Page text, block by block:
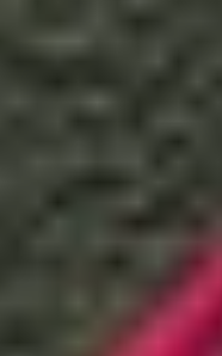
pin trên Galaxy Z
trên Galaxy Z Fold 7
Galaxy Z Fold 7